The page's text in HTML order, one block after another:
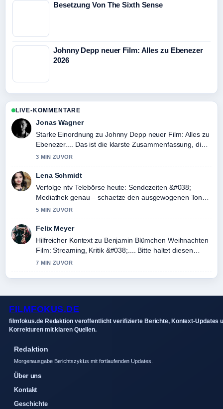
Besetzung Von The Sixth Sense
Johnny Depp neuer Film: Alles zu Ebenezer
2026
LIVE-KOMMENTARE
Jonas Wagner
Starke Einordnung zu Johnny Depp neuer Film: Alles zu
Ebenezer.... Das ist die klarste Zusammenfassung, die
ich heute gesehen habe.
3 MIN ZUVOR
Lena Schmidt
Verfolge ntv Telebörse heute: Sendezeiten &#038;
Mediathek genau – schaetze den ausgewogenen Ton
hier.
5 MIN ZUVOR
Felix Meyer
Hilfreicher Kontext zu Benjamin Blümchen Weihnachten
Film: Streaming, Kritik &#038;.... Bitte haltet diesen
Liveticker aktuell.
7 MIN ZUVOR
FILMFOKUS.DE
filmfokus.de Redaktion veroffentlicht verifizierte Berichte, Kontext-Updates
Korrekturen mit klaren Quellen.
Redaktion
Morgenausgabe Berichtszyklus mit fortlaufenden Updates.
Über uns
Kontakt
Geschichte